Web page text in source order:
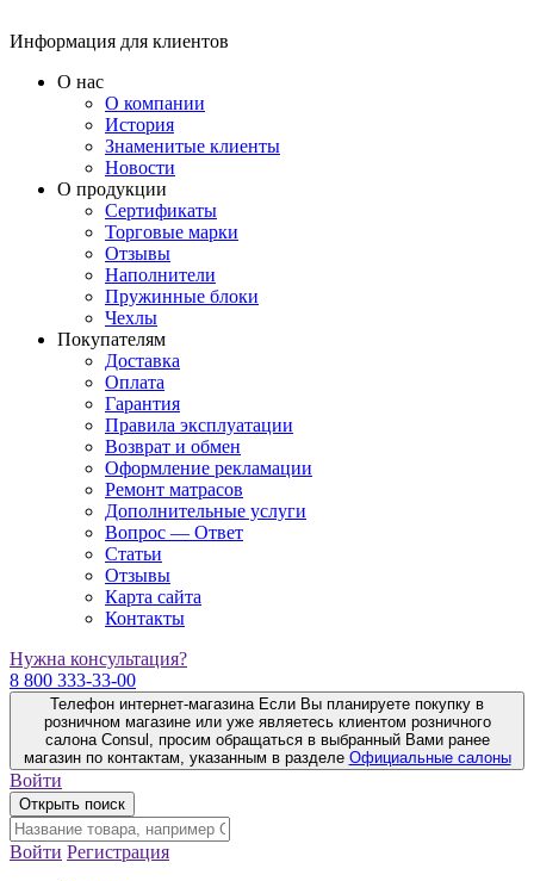
Информация для клиентов
О нас
О компании
История
Знаменитые клиенты
Новости
О продукции
Сертификаты
Торговые марки
Отзывы
Наполнители
Пружинные блоки
Чехлы
Покупателям
Доставка
Оплата
Гарантия
Правила эксплуатации
Возврат и обмен
Оформление рекламации
Ремонт матрасов
Дополнительные услуги
Вопрос — Ответ
Статьи
Отзывы
Карта сайта
Контакты
Нужна консультация?
8 800 333-33-00
Телефон интернет-магазина Если Вы планируете покупку в
розничном магазине или уже являетесь клиентом розничного
салона Consul, просим обращаться в выбранный Вами ранее
магазин по контактам, указанным в разделе Официальные салоны
Войти
Открыть поиск
Войти Регистрация